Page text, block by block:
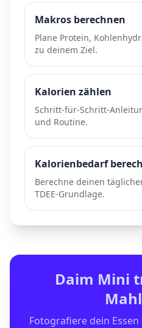
Makros berechnen
Plane Protein,
zu deinem Ziel.
Kalorien zählen
Schritt-für-Schritt-
und Routine.
Kalorienbedarf
Berechne deinen
TDEE-Grundlage.
Daim Mini
Fotografiere dein